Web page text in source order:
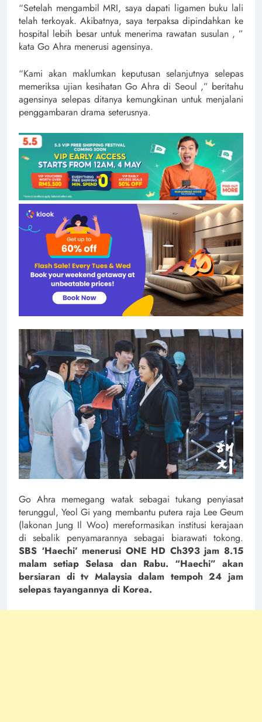
“Setelah mengambil MRI, saya dapati ligamen buku lali
telah terkoyak. Akibatnya, saya terpaksa dipindahkan ke
hospital lebih besar untuk menerima rawatan susulan , ”
kata Go Ahra menerusi agensinya.
“Kami akan maklumkan keputusan selanjutnya selepas
memeriksa ujian kesihatan Go Ahra di Seoul ,” beritahu
agensinya selepas ditanya kemungkinan untuk menjalani
penggambaran drama seterusnya.
Go Ahra memegang watak sebagai tukang penyiasat
terunggul, Yeol Gi yang membantu putera raja Lee Geum
(lakonan Jung Il Woo) mereformasikan institusi kerajaan
di sebalik penyamarannya sebagai biarawati tokong.
SBS ‘Haechi’ menerusi ONE HD Ch393 jam 8.15
malam setiap Selasa dan Rabu. “Haechi” akan
bersiaran di tv Malaysia dalam tempoh 24 jam
selepas tayangannya di Korea.